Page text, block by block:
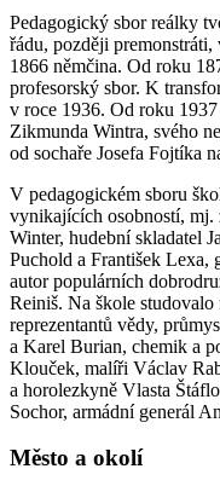
Pedagogický sbor reálky
řádu, později
1866 němčina. Od roku
profesorský sbor. K
v roce 1936. Od roku
Zikmunda Wintra, svého
od sochaře Josefa Fojtíka
V pedagogickém sboru
vynikajících osobností, mj.
Winter, hudební skladatel
Puchold a František Lexa,
autor populárních
Reiniš. Na škole
reprezentantů vědy,
a Karel Burian, chemik a
Klouček, malíři Václav
a horolezkyně Vlasta
Sochor, armádní generál
Město a okolí